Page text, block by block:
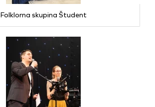
Folklorna skupina Študent